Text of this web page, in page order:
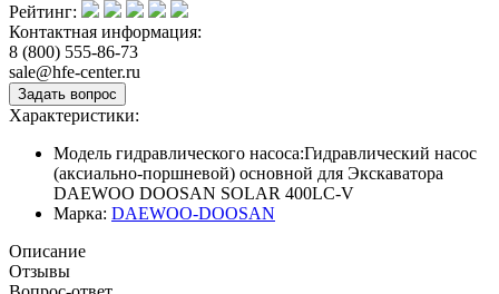
Рейтинг:
Контактная информация:
8 (800) 555-86-73
sale@hfe-center.ru
Характеристики:
Модель гидравлического насоса:Гидравлический насос
(аксиально-поршневой) основной для Экскаватора
DAEWOO DOOSAN SOLAR 400LC-V
Марка: DAEWOO-DOOSAN
Описание
Отзывы